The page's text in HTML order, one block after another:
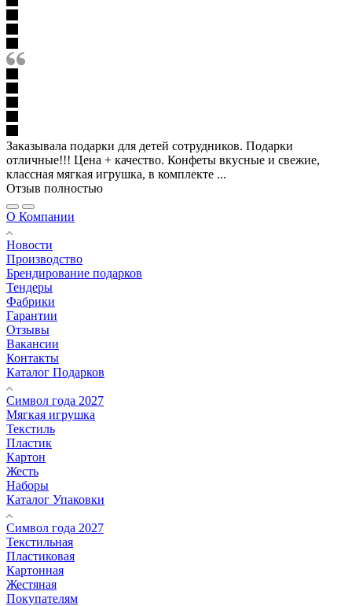
Заказывала подарки для детей сотрудников. Подарки
отличные!!! Цена + качество. Конфеты вкусные и свежие,
классная мягкая игрушка, в комплекте ...
Отзыв полностью
О Компании
Новости
Производство
Брендирование подарков
Тендеры
Фабрики
Гарантии
Отзывы
Вакансии
Контакты
Каталог Подарков
Символ года 2027
Мягкая игрушка
Текстиль
Пластик
Картон
Жесть
Наборы
Каталог Упаковки
Символ года 2027
Текстильная
Пластиковая
Картонная
Жестяная
Покупателям